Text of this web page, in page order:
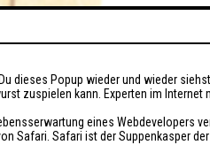
dieses Popup wieder und wieder
zuspielen kann. Experten im Internet
eines Webdevelopers
Safari. Safari ist der Suppenkasper